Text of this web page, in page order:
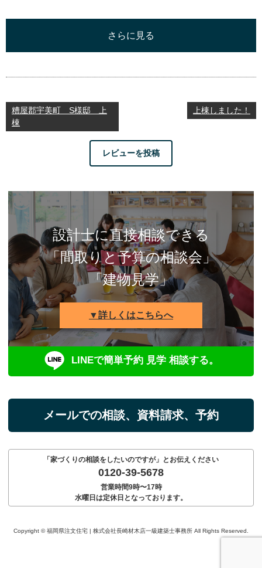
さらに見る
糟屋郡宇美町 S様邸 上
棟
上棟しました！
レビューを投稿
設計士に直接相談できる
「間取りと予算の相談会」
「建物見学」
▼詳しくはこちらへ
LINEで簡単予約 見学 相談する。
メールでの相談、資料請求、予約
「家づくりの相談をしたいのですが」とお伝えください
0120-39-5678
営業時間9時〜17時
水曜日は定休日となっております。
Copyright © 福岡県注文住宅 | 株式会社長崎材木店一級建築士事務所 All Rights Reserved.